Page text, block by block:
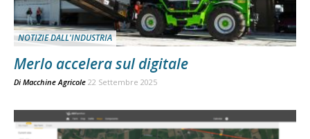
NOTIZIE DALL'INDUSTRIA
Merlo accelera sul digitale
Di Macchine Agricole 22 Settembre 2025